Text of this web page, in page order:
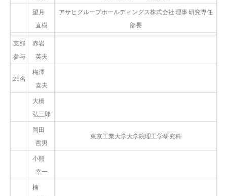
望月
直樹
アサヒグループホールディングス株式会社 理事 研究専任
部長
支部
参与
赤岩
英夫
29名
梅澤
喜夫
大橋
弘三郎
岡田
哲男
東京工業大学大学院理工学研究科
小熊
幸一
楠